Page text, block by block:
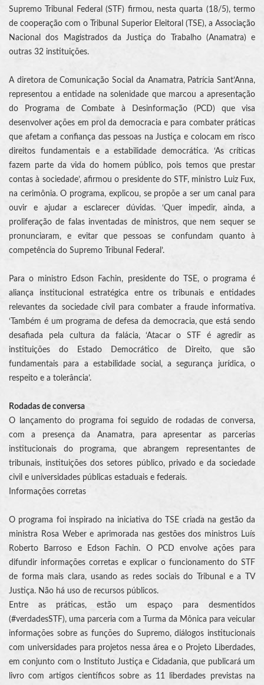
Supremo Tribunal Federal (STF) firmou, nesta quarta (18/5), termo
de cooperação com o Tribunal Superior Eleitoral (TSE), a Associação
Nacional dos Magistrados da Justiça do Trabalho (Anamatra) e
outras 32 instituições.
A diretora de Comunicação Social da Anamatra, Patrícia Sant’Anna,
representou a entidade na solenidade que marcou a apresentação
do Programa de Combate à Desinformação (PCD) que visa
desenvolver ações em prol da democracia e para combater práticas
que afetam a confiança das pessoas na Justiça e colocam em risco
direitos fundamentais e a estabilidade democrática. ‘As críticas
fazem parte da vida do homem público, pois temos que prestar
contas à sociedade’, afirmou o presidente do STF, ministro Luiz Fux,
na cerimônia. O programa, explicou, se propõe a ser um canal para
ouvir e ajudar a esclarecer dúvidas. ‘Quer impedir, ainda, a
proliferação de falas inventadas de ministros, que nem sequer se
pronunciaram, e evitar que pessoas se confundam quanto à
competência do Supremo Tribunal Federal’.
Para o ministro Edson Fachin, presidente do TSE, o programa é
aliança institucional estratégica entre os tribunais e entidades
relevantes da sociedade civil para combater a fraude informativa.
‘Também é um programa de defesa da democracia, que está sendo
desafiada pela cultura da falácia, ‘Atacar o STF é agredir as
instituições do Estado Democrático de Direito, que são
fundamentais para a estabilidade social, a segurança jurídica, o
respeito e a tolerância’.
Rodadas de conversa
O lançamento do programa foi seguido de rodadas de conversa,
com a presença da Anamatra, para apresentar as parcerias
institucionais do programa, que abrangem representantes de
tribunais, instituições dos setores público, privado e da sociedade
civil e universidades públicas estaduais e federais.
Informações corretas
O programa foi inspirado na iniciativa do TSE criada na gestão da
ministra Rosa Weber e aprimorada nas gestões dos ministros Luís
Roberto Barroso e Edson Fachin. O PCD envolve ações para
difundir informações corretas e explicar o funcionamento do STF
de forma mais clara, usando as redes sociais do Tribunal e a TV
Justiça. Não há uso de recursos públicos.
Entre as práticas, estão um espaço para desmentidos
(#verdadesSTF), uma parceria com a Turma da Mônica para veicular
informações sobre as funções do Supremo, diálogos institucionais
com universidades para projetos nessa área e o Projeto Liberdades,
em conjunto com o Instituto Justiça e Cidadania, que publicará um
livro com artigos científicos sobre as 11 liberdades previstas na